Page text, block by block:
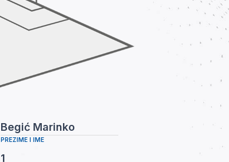
PREZIME I IME
Begić Marinko
1